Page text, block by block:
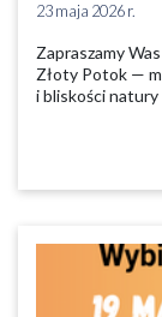
23 maja 2026 r.
Zapraszamy
Złoty Potok —
i bliskości natury